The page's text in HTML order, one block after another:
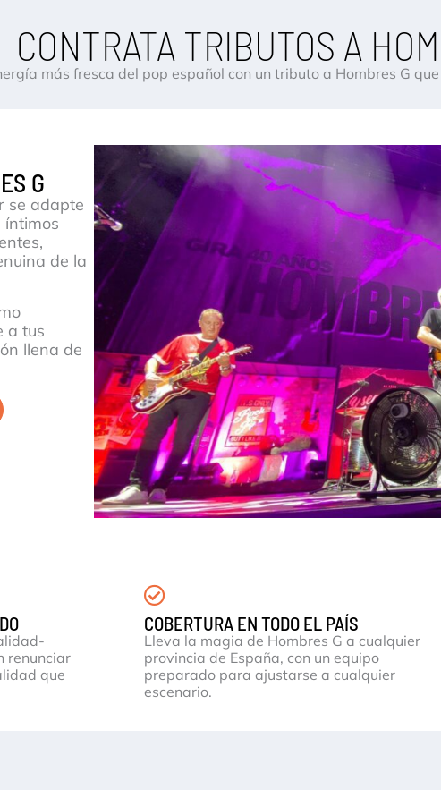
CONTRATA TRIBUTOS A
más fresca del pop español con un tributo a Hombres G
G
se adapte
íntimos
de la
a tus
llena de
renunciar
que
COBERTURA EN TODO EL PAÍS
Lleva la magia de Hombres G a cualquier
provincia de España, con un equipo
preparado para ajustarse a cualquier
escenario.